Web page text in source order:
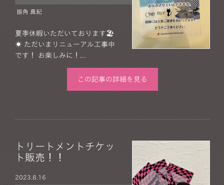
振角 真紀
夏季休暇いただいております🏖
☀️ ただいまリニューアル工事中
です！ お楽しみに！...
この記事の詳細を見る
トリートメントチケッ
ト販売！！
2023. 8.16